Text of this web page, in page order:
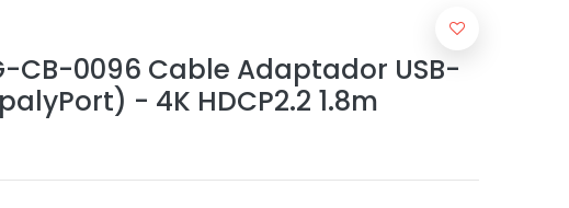
CB-0096 Cable Adaptador USB-
- 4K HDCP2.2 1.8m